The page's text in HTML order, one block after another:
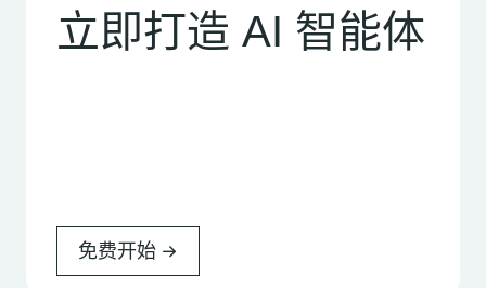
立即打造 AI 智能体
免费开始